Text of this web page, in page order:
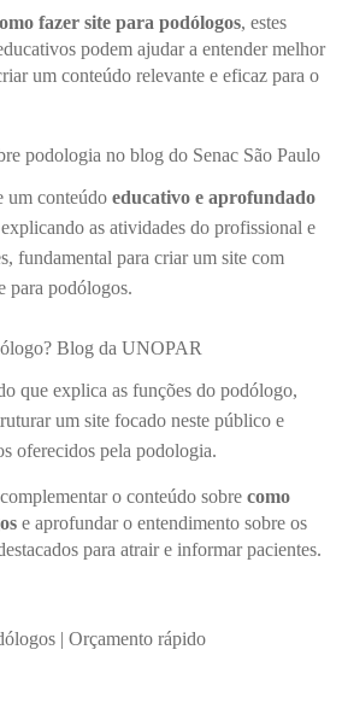
fazer site para podólogos, estes
podem ajudar a entender melhor
um conteúdo relevante e eficaz para o
podologia no blog do Senac São Paulo
um conteúdo educativo e aprofundado
as atividades do profissional e
fundamental para criar um site com
para podólogos.
Blog da UNOPAR
que explica as funções do podólogo,
um site focado neste público e
oferecidos pela podologia.
o conteúdo sobre como
e aprofundar o entendimento sobre os
para atrair e informar pacientes.
| Orçamento rápido